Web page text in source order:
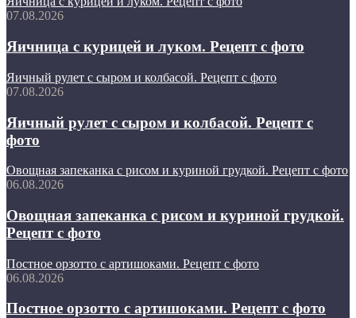
07.08.2026
Яичница с курицей и луком. Рецепт с фото
Яичный рулет с сыром и колбасой. Рецепт с фото
07.08.2026
Яичный рулет с сыром и колбасой. Рецепт с
фото
Овощная запеканка с рисом и куриной грудкой. Рецепт с фото
06.08.2026
Овощная запеканка с рисом и куриной грудкой.
Рецепт с фото
Постное орзотто с артишоками. Рецепт с фото
06.08.2026
Постное орзотто с артишоками. Рецепт с фото